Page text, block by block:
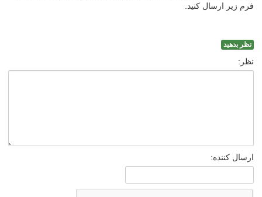
فرم زیر ارسال کنید.
نظر بدهید
نظر:
ارسال کننده: